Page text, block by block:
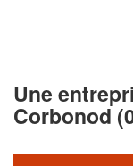
Une
Corbonod